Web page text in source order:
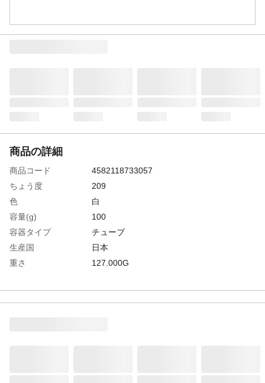
商品の詳細
商品コード
4582118733057
ちょう度
209
色
白
容量(g)
100
容器タイプ
チューブ
生産国
日本
重さ
127.000G